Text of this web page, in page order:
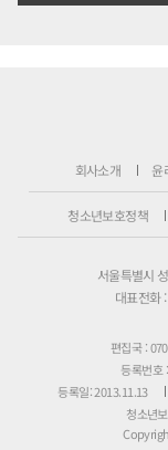
회사소개 윤
청소년보호정책
서울특별시
대표전화
편집국 :
등록번호
등록일: 2013.11.13
청소년